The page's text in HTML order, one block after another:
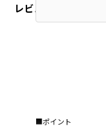
レビュー
■ポイント